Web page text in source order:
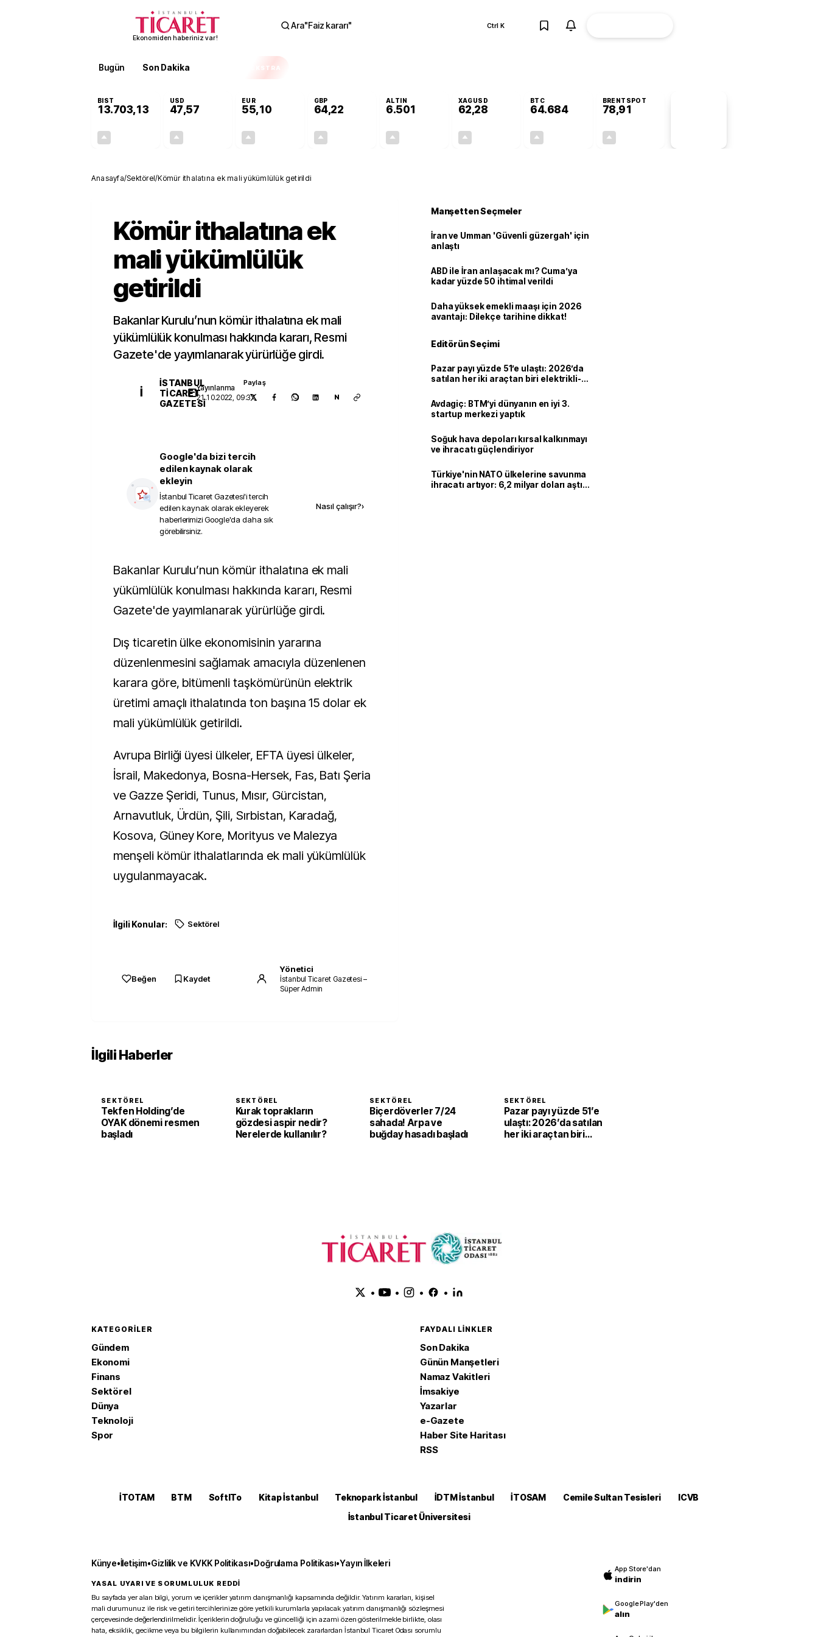
Ekonomiden haberiniz var!
Ara"Faiz kararı" Ctrl K
Bugün Son Dakika EKSTRA
BIST
13.703,13
USD
47,57
EUR
55,10
GBP
64,22
ALTIN
6.501
XAGUSD
62,28
BTC
64.684
BRENTSPOT
78,91
Anasayfa/Sektörel/Kömür ithalatına ek mali yükümlülük getirildi
Kömür ithalatına ek
mali yükümlülük
getirildi
Bakanlar Kurulu’nun kömür ithalatına ek mali
yükümlülük konulması hakkında kararı, Resmi
Gazete'de yayımlanarak yürürlüğe girdi.
İ
İSTANBUL
TICARET
GAZETESI
Yayınlanma
21.10.2022, 09:37
Paylaş
N
Google'da bizi tercih
edilen kaynak olarak
ekleyin
İstanbul Ticaret Gazetesi'i tercih
edilen kaynak olarak ekleyerek
haberlerimizi Google'da daha sık
görebilirsiniz.
Nasıl çalışır?›
Bakanlar Kurulu’nun kömür ithalatına ek mali
yükümlülük konulması hakkında kararı, Resmi
Gazete'de yayımlanarak yürürlüğe girdi.
Dış ticaretin ülke ekonomisinin yararına
düzenlenmesini sağlamak amacıyla düzenlenen
karara göre, bitümenli taşkömürünün elektrik
üretimi amaçlı ithalatında ton başına 15 dolar ek
mali yükümlülük getirildi.
Avrupa Birliği üyesi ülkeler, EFTA üyesi ülkeler,
İsrail, Makedonya, Bosna-Hersek, Fas, Batı Şeria
ve Gazze Şeridi, Tunus, Mısır, Gürcistan,
Arnavutluk, Ürdün, Şili, Sırbistan, Karadağ,
Kosova, Güney Kore, Morityus ve Malezya
menşeli kömür ithalatlarında ek mali yükümlülük
uygulanmayacak.
İlgili Konular: Sektörel
Beğen Kaydet
Yönetici
İstanbul Ticaret Gazetesi –
Süper Admin
Manşetten Seçmeler
İran ve Umman 'Güvenli güzergah' için
anlaştı
ABD ile İran anlaşacak mı? Cuma’ya
kadar yüzde 50 ihtimal verildi
Daha yüksek emekli maaşı için 2026
avantajı: Dilekçe tarihine dikkat!
Editörün Seçimi
Pazar payı yüzde 51’e ulaştı: 2026’da
satılan her iki araçtan biri elektrikli-
Avdagiç: BTM’yi dünyanın en iyi 3.
startup merkezi yaptık
Soğuk hava depoları kırsal kalkınmayı
ve ihracatı güçlendiriyor
Türkiye'nin NATO ülkelerine savunma
ihracatı artıyor: 6,2 milyar doları aştı
İlgili Haberler
SEKTÖREL
Tekfen Holding’de
OYAK dönemi resmen
başladı
SEKTÖREL
Kurak toprakların
gözdesi aspir nedir?
Nerelerde kullanılır?
SEKTÖREL
Biçerdöverler 7/24
sahada! Arpa ve
buğday hasadı başladı
SEKTÖREL
Pazar payı yüzde 51’e
ulaştı: 2026’da satılan
her iki araçtan biri
• • • •
KATEGORILER
Gündem
Ekonomi
Finans
Sektörel
Dünya
Teknoloji
Spor
FAYDALI LINKLER
Son Dakika
Günün Manşetleri
Namaz Vakitleri
İmsakiye
Yazarlar
e-Gazete
Haber Site Haritası
RSS
İTOTAM BTM SoftITo Kitap İstanbul Teknopark İstanbul İDTM İstanbul İTOSAM Cemile Sultan Tesisleri
ICVB
İstanbul Ticaret Üniversitesi
Künye•İletişim•Gizlilik ve KVKK Politikası•Doğrulama Politikası•Yayın İlkeleri
YASAL UYARI VE SORUMLULUK REDDİ
Bu sayfada yer alan bilgi, yorum ve içerikler yatırım danışmanlığı kapsamında değildir. Yatırım kararları, kişisel
mali durumunuz ile risk ve getiri tercihlerinize göre yetkili kurumlarla yapılacak yatırım danışmanlığı sözleşmesi
çerçevesinde değerlendirilmelidir. İçeriklerin doğruluğu ve güncelliği için azami özen gösterilmekle birlikte, olası
hata, eksiklik, gecikme veya bu bilgilerin kullanımından doğabilecek zararlardan İstanbul Ticaret Odası sorumlu
App Store'dan
indirin
Google Play'den
alın